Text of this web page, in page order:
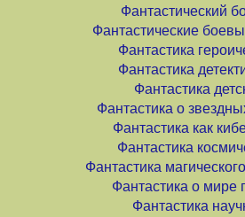
Фантастический
Фантастические
Фантастика
Фантастика
Фантастика
Фантастика о
Фантастика как
Фантастика
Фантастика
Фантастика о мире
Фантастика